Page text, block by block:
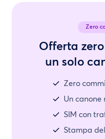
Zero
Offerta
un solo
Zero
Un canone
SIM con
Stampa